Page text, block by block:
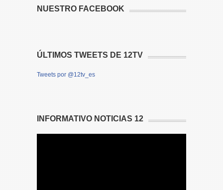
NUESTRO FACEBOOK
ÚLTIMOS TWEETS DE 12TV
Tweets por @12tv_es
INFORMATIVO NOTICIAS 12